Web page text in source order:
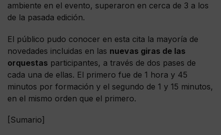
ambiente en el evento, superaron en cerca de 3 a los
de la pasada edición.
El público pudo conocer en esta cita la mayoría de
novedades incluidas en las nuevas giras de las
orquestas participantes, a través de dos pases de
cada una de ellas. El primero fue de 1 hora y 45
minutos por formación y el segundo de 1 y 15 minutos,
en el mismo orden que el primero.
[Sumario]